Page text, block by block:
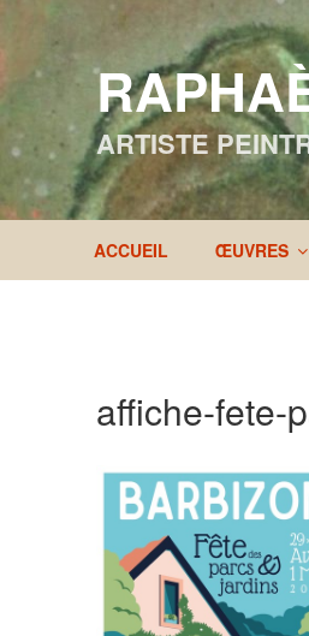
contenu
principal
ARTISTE
ACCUEIL ŒUVRES
affiche-fete-